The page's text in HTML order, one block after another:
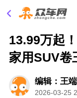
13.99万起
家用SUV卷
编辑：王
2026-03-25